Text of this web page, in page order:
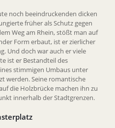
noch beeindruckenden dicken
früher als Schutz gegen
Weg am Rhein, stößt man auf
Form erbaut, ist er zierlicher
Und doch war auch er viele
ist er Bestandteil des
stimmigen Umbaus unter
werden. Seine romantische
die Holzbrücke machen ihn zu
innerhalb der Stadtgrenzen.